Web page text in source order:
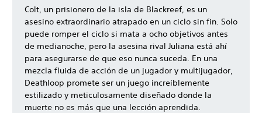
Colt, un prisionero de la isla de Blackreef, es un
asesino extraordinario atrapado en un ciclo sin fin. Solo
puede romper el ciclo si mata a ocho objetivos antes
de medianoche, pero la asesina rival Juliana está ahí
para asegurarse de que eso nunca suceda. En una
mezcla fluida de acción de un jugador y multijugador,
Deathloop promete ser un juego increíblemente
estilizado y meticulosamente diseñado donde la
muerte no es más que una lección aprendida.